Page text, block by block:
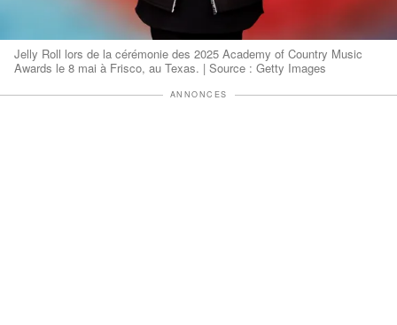
Jelly Roll lors de la cérémonie des 2025 Academy of Country Music
Awards le 8 mai à Frisco, au Texas. | Source : Getty Images
ANNONCES